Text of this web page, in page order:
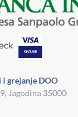
grejanje DOO
Jagodina 35000